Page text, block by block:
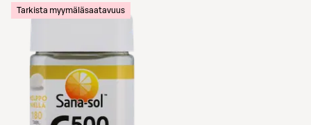
Tarkista myymäläsaatavuus